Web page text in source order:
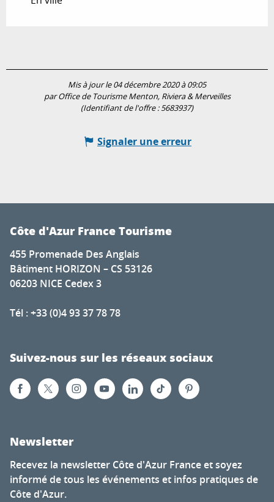
Mis à jour le 04 décembre 2020 à 09:05
par Office de Tourisme Menton, Riviera & Merveilles
(Identifiant de l'offre :5683937)
Signaler une erreur
Côte d'Azur France Tourisme
455 Promenade Des Anglais
Bâtiment HORIZON – CS 53126
06203 NICE Cedex 3
Tél : +33 (0)4 93 37 78 78
Suivez-nous sur les réseaux sociaux
Newsletter
Recevez la newsletter Côte d'Azur France et soyez
informé de tous les événements et infos pratiques de
Côte d'Azur.